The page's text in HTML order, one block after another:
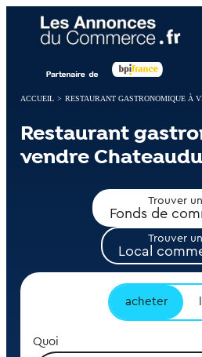
ACCUEIL > RESTAURANT GASTRONOMIQUE À
Restaurant
vendre
Trouver un
Fonds de
Trouver un
Local
acheter
Quoi
Panneau de gestion des cookies